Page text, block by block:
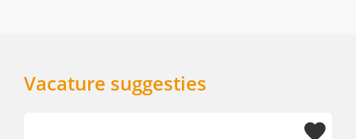
Vacature suggesties